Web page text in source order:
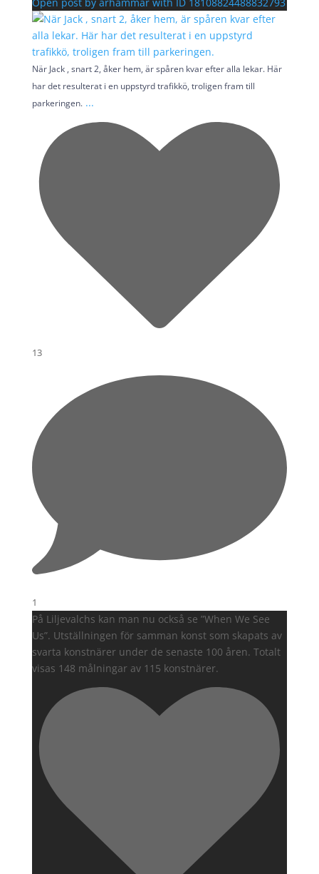
Open post by arhammar with ID 18108824488832793
När Jack , snart 2, åker hem, är spåren kvar efter alla lekar. Här
har det resulterat i en uppstyrd trafikkö, troligen fram till
parkeringen. ...
13
1
På Liljevalchs kan man nu också se ”When We See
Us”. Utställningen för samman konst som skapats av
svarta konstnärer under de senaste 100 åren. Totalt
visas 148 målningar av 115 konstnärer.